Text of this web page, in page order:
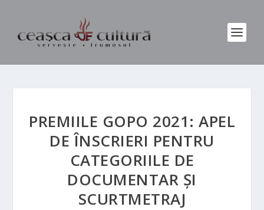
PREMIILE GOPO 2021: APEL
DE ÎNSCRIERI PENTRU
CATEGORIILE DE
DOCUMENTAR ȘI
SCURTMETRAJ